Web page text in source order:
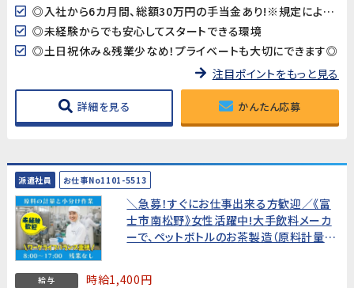
◎入社から6カ月間、総額30万円の手当金あり!※規定による支給
◎未経験からでも安心してスタートできる環境
◎土日祝休み＆残業少なめ！プライベートも大切にできます◎
注目ポイントをもっと見る
詳細を見る かんたん応募
派遣社員 お仕事No1101-5513
＼急募！すぐにお仕事出来る方歓迎／《富
士市南松野》女性活躍中!大手飲料メーカ
ーで、ペットボトルのお茶製造（原料計量、
給与 時給1,400円